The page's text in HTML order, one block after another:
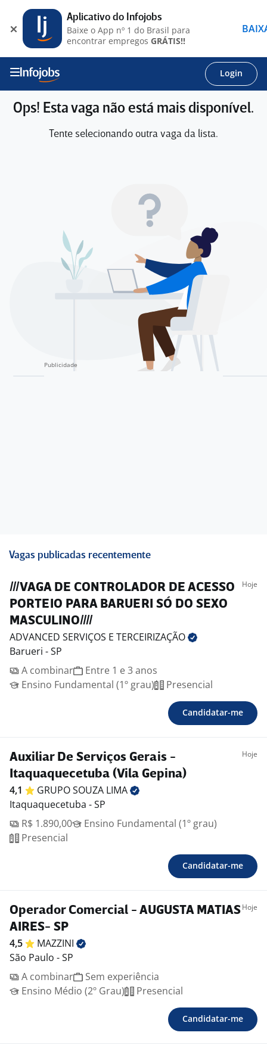
Login
Ops! Esta vaga não está mais disponível.
Tente selecionando outra vaga da lista.
Vagas publicadas recentemente
///VAGA DE CONTROLADOR DE ACESSO
PORTEIO PARA BARUERI SÓ DO SEXO
MASCULINO////
Hoje
ADVANCED SERVIÇOS E TERCEIRIZAÇÃO
Barueri - SP
A combinar
Entre 1 e 3 anos
Ensino Fundamental (1º grau)
Presencial
Candidatar-me
Auxiliar De Serviços Gerais -
Itaquaquecetuba (Vila Gepina)
Hoje
4,1 GRUPO SOUZA LIMA
Itaquaquecetuba - SP
R$ 1.890,00
Ensino Fundamental (1º grau)
Presencial
Candidatar-me
Operador Comercial - AUGUSTA MATIAS
AIRES- SP
Hoje
4,5
MAZZINI
São Paulo - SP
A combinar
Sem experiência
Ensino Médio (2º Grau)
Presencial
Candidatar-me
Aplicativo do Infojobs
Baixe o App nº 1 do Brasil para
encontrar empregos GRÁTIS!!